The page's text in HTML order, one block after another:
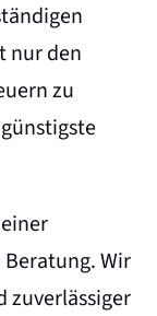
nur den
zu
Wir
zuverlässiger